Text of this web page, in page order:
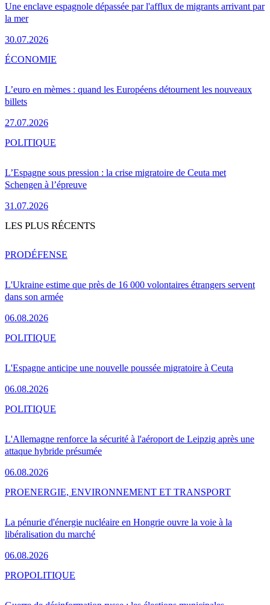
Une enclave espagnole dépassée par l'afflux de migrants arrivant par
la mer
30.07.2026
L’euro en mèmes : quand les Européens détournent les nouveaux
billets
27.07.2026
ÉCONOMIE
L’Espagne sous pression : la crise migratoire de Ceuta met
Schengen à l’épreuve
31.07.2026
POLITIQUE
LES PLUS RÉCENTS
L'Ukraine estime que près de 16 000 volontaires étrangers servent
dans son armée
06.08.2026
PRODÉFENSE
L'Espagne anticipe une nouvelle poussée migratoire à Ceuta
06.08.2026
POLITIQUE
L'Allemagne renforce la sécurité à l'aéroport de Leipzig après une
attaque hybride présumée
06.08.2026
POLITIQUE
La pénurie d'énergie nucléaire en Hongrie ouvre la voie à la
libéralisation du marché
06.08.2026
PROENERGIE, ENVIRONNEMENT ET TRANSPORT
PROPOLITIQUE